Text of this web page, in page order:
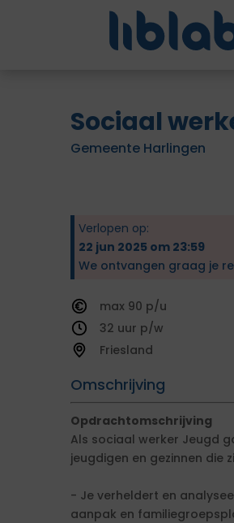
Sociaal
Gemeente Harlingen
Verlopen op:
22 jun 2025 om 23:59
We ontvangen graag je
90
32
Friesland
Omschrijving
Opdrachtomschrijving
Als sociaal werker Jeugd
jeugdigen en gezinnen die
- Je verheldert en
aanpak en